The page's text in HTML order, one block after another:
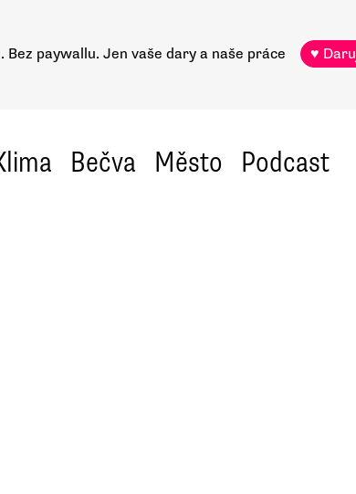
Bez paywallu. Jen vaše dary a naše práce ♥
Bečva Město Podcast